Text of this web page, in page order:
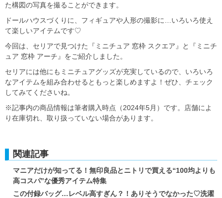
た構図の写真を撮ることができます。
ドールハウスづくりに、フィギュアや人形の撮影に…いろいろ使え
て楽しいアイテムです♡
今回は、セリアで見つけた『ミニチュア 窓枠 スクエア』と『ミニチ
ュア 窓枠 アーチ』をご紹介しました。
セリアには他にもミニチュアグッズが充実しているので、いろいろ
なアイテムを組み合わせるともっと楽しめますよ！ぜひ、チェック
してみてくださいね。
※記事内の商品情報は筆者購入時点（2024年5月）です。店舗によ
り在庫切れ、取り扱っていない場合があります。
関連記事
マニアだけが知ってる！無印良品とニトリで買える“100均よりも
高コスパ”な優秀アイテム特集
この付録バッグ…レベル高すぎん？！ありそうでなかった♡洗濯